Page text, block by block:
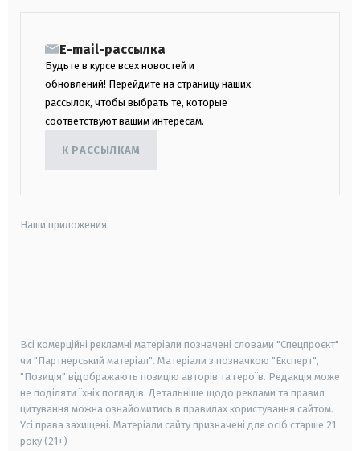
E-mail-рассылка
Будьте в курсе всех новостей и
обновлений! Перейдите на страницу наших
рассылок, чтобы выбрать те, которые
соответствуют вашим интересам.
К РАССЫЛКАМ
Наши приложения:
Всі комерційні рекламні матеріали позначені словами "Спецпроєкт"
чи "Партнерський матеріал". Матеріали з позначкою "Експерт",
"Позиція" відображають позицію авторів та героїв. Редакція може
не поділяти їхніх поглядів. Детальніше щодо реклами та правил
цитування можна ознайомитись в правилах користування сайтом.
Усі права захищені. Матеріали сайту призначені для осіб старше 21
року (21+)